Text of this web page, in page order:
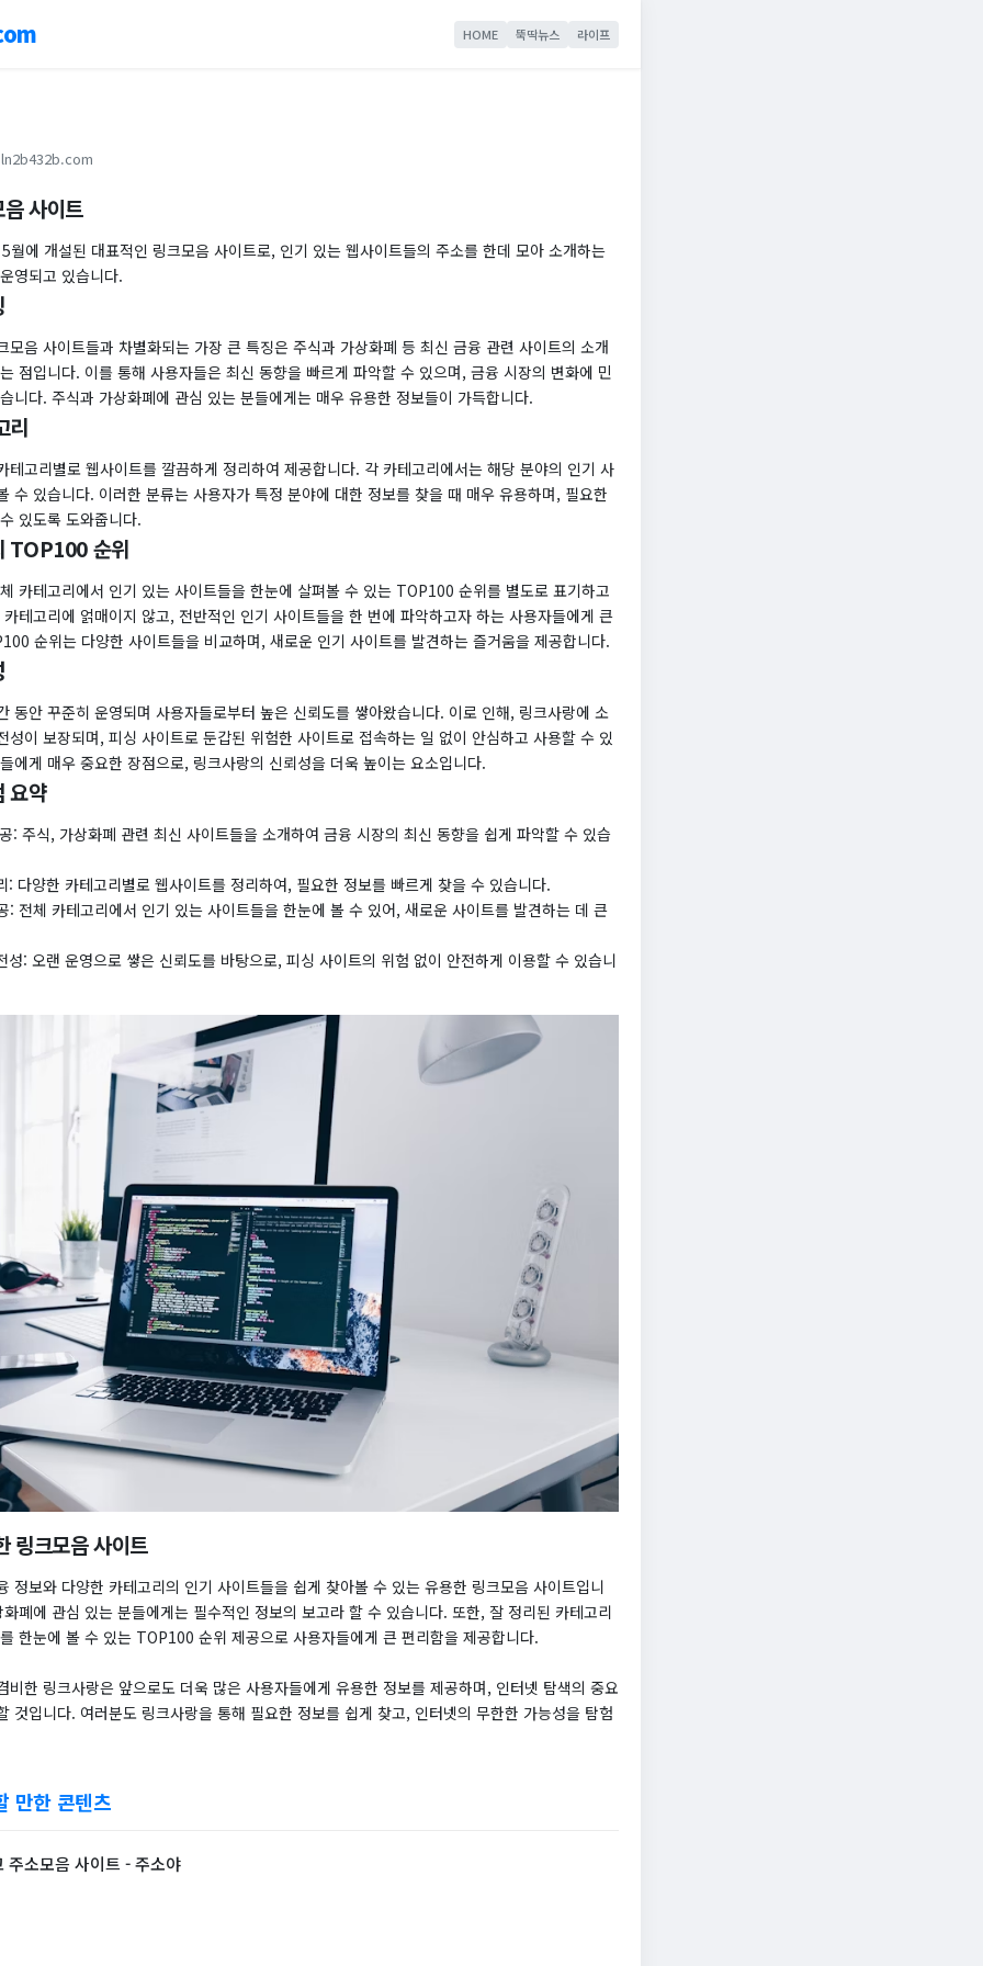
HOME 뚝딱뉴스 라이프
사이트
월에 개설된 대표적인 링크모음 사이트로, 인기 있는 웹사이트들의 주소를 한데 모아 소개하는
영되고 있습니다.
모음 사이트들과 차별화되는 가장 큰 특징은 주식과 가상화폐 등 최신 금융 관련 사이트의 소개
점입니다. 이를 통해 사용자들은 최신 동향을 빠르게 파악할 수 있으며, 금융 시장의 변화에 민
니다. 주식과 가상화폐에 관심 있는 분들에게는 매우 유용한 정보들이 가득합니다.
리
테고리별로 웹사이트를 깔끔하게 정리하여 제공합니다. 각 카테고리에서는 해당 분야의 인기 사
수 있습니다. 이러한 분류는 사용자가 특정 분야에 대한 정보를 찾을 때 매우 유용하며, 필요한
있도록 도와줍니다.
TOP100 순위
카테고리에서 인기 있는 사이트들을 한눈에 살펴볼 수 있는 TOP100 순위를 별도로 표기하고
테고리에 얽매이지 않고, 전반적인 인기 사이트들을 한 번에 파악하고자 하는 사용자들에게 큰
순위는 다양한 사이트들을 비교하며, 새로운 인기 사이트를 발견하는 즐거움을 제공합니다.
동안 꾸준히 운영되며 사용자들로부터 높은 신뢰도를 쌓아왔습니다. 이로 인해, 링크사랑에 소
성이 보장되며, 피싱 사이트로 둔갑된 위험한 사이트로 접속하는 일 없이 안심하고 사용할 수 있
에게 매우 중요한 장점으로, 링크사랑의 신뢰성을 더욱 높이는 요소입니다.
요약
: 주식, 가상화폐 관련 최신 사이트들을 소개하여 금융 시장의 최신 동향을 쉽게 파악할 수 있습
: 다양한 카테고리별로 웹사이트를 정리하여, 필요한 정보를 빠르게 찾을 수 있습니다.
전체 카테고리에서 인기 있는 사이트들을 한눈에 볼 수 있어, 새로운 사이트를 발견하는 데 큰
성: 오랜 운영으로 쌓은 신뢰도를 바탕으로, 피싱 사이트의 위험 없이 안전하게 이용할 수 있습니
링크모음 사이트
정보와 다양한 카테고리의 인기 사이트들을 쉽게 찾아볼 수 있는 유용한 링크모음 사이트입니
폐에 관심 있는 분들에게는 필수적인 정보의 보고라 할 수 있습니다. 또한, 잘 정리된 카테고리
한눈에 볼 수 있는 TOP100 순위 제공으로 사용자들에게 큰 편리함을 제공합니다.
비한 링크사랑은 앞으로도 더욱 많은 사용자들에게 유용한 정보를 제공하며, 인터넷 탐색의 중요
것입니다. 여러분도 링크사랑을 통해 필요한 정보를 쉽게 찾고, 인터넷의 무한한 가능성을 탐험
만한 콘텐츠
주소모음 사이트 - 주소야